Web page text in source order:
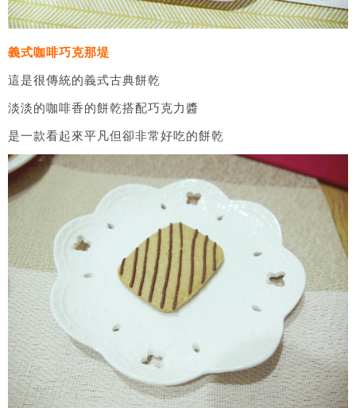
義式咖啡巧克那堤
這是很傳統的義式古典餅乾
淡淡的咖啡香的餅乾搭配巧克力醬
是一款看起來平凡但卻非常好吃的餅乾